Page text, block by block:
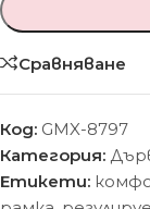
Сравняване
Код: GMX-8797
Категория:
Етикети: